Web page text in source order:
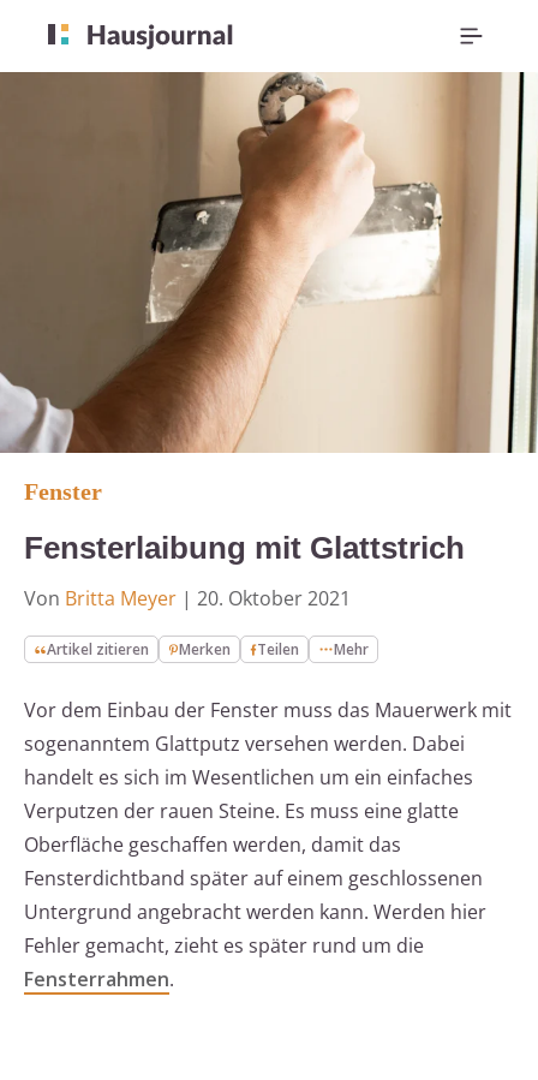
Fenster
Fensterlaibung mit Glattstrich
Von Britta Meyer | 20. Oktober 2021
Artikel zitieren Merken Teilen Mehr
Vor dem Einbau der Fenster muss das Mauerwerk mit
sogenanntem Glattputz versehen werden. Dabei
handelt es sich im Wesentlichen um ein einfaches
Verputzen der rauen Steine. Es muss eine glatte
Oberfläche geschaffen werden, damit das
Fensterdichtband später auf einem geschlossenen
Untergrund angebracht werden kann. Werden hier
Fehler gemacht, zieht es später rund um die
Fensterrahmen.